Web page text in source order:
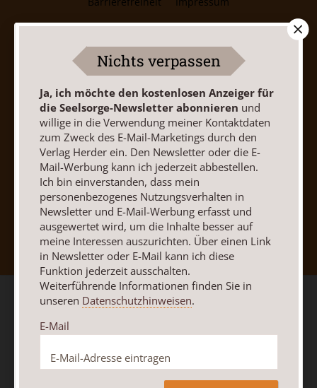
Vertrag widerrufen Abo online kündigen
Nach oben
Nichts verpassen
Ja, ich möchte den kostenlosen Anzeiger für
die Seelsorge-Newsletter abonnieren und
willige in die Verwendung meiner Kontaktdaten
zum Zweck des E-Mail-Marketings durch den
Verlag Herder ein. Den Newsletter oder die E-
Mail-Werbung kann ich jederzeit abbestellen.
Ich bin einverstanden, dass mein
personenbezogenes Nutzungsverhalten in
Newsletter und E-Mail-Werbung erfasst und
ausgewertet wird, um die Inhalte besser auf
meine Interessen auszurichten. Über einen Link
in Newsletter oder E-Mail kann ich diese
Funktion jederzeit ausschalten.
Weiterführende Informationen finden Sie in
unseren Datenschutzhinweisen.
E-Mail